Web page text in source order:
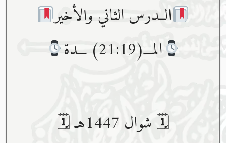
الــدرس الثاني والأخير
المـــ(21:19) ـــدة
🗓 شوال 1447هـ 🗓